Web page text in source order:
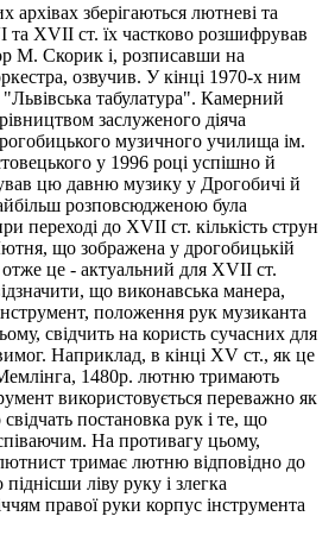
архівах зберігаються лютневі та
та XVII ст. їх частково розшифрував
М. Скорик і, розписавши на
озвучив. У кінці 1970-х ним
"Львівська табулатура". Камерний
заслуженого діяча
музичного училища ім.
у 1996 році успішно й
цю давню музику у Дрогобичі й
розповсюдженою була
переході до ХVII ст. кількість струн
що зображена у дрогобицькій
отже це - актуальний для XVII ст.
що виконавська манера,
положення рук музиканта
свідчить на користь сучасних для
Наприклад, в кінці XV ст., як це
1480р. лютню тримають
використовується переважно як
постановка рук і те, що
На противагу цьому,
тримає лютню відповідно до
ліву руку і злегка
правої руки корпус інструмента